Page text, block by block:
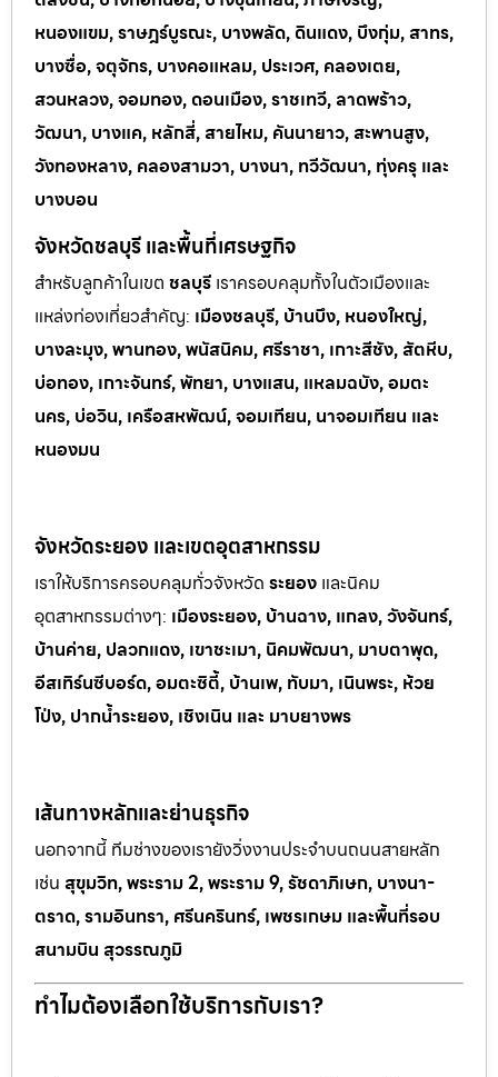
หนองแขม, ราษฎร์บูรณะ, บางพลัด, ดินแดง, บึงกุ่ม, สาทร,
บางซื่อ, จตุจักร, บางคอแหลม, ประเวศ, คลองเตย,
สวนหลวง, จอมทอง, ดอนเมือง, ราชเทวี, ลาดพร้าว,
วัฒนา, บางแค, หลักสี่, สายไหม, คันนายาว, สะพานสูง,
วังทองหลาง, คลองสามวา, บางนา, ทวีวัฒนา, ทุ่งครุ และ
บางบอน
จังหวัดชลบุรี และพื้นที่เศรษฐกิจ
สำหรับลูกค้าในเขต ชลบุรี เราครอบคลุมทั้งในตัวเมืองและ
แหล่งท่องเที่ยวสำคัญ: เมืองชลบุรี, บ้านบึง, หนองใหญ่,
บางละมุง, พานทอง, พนัสนิคม, ศรีราชา, เกาะสีชัง, สัตหีบ,
บ่อทอง, เกาะจันทร์, พัทยา, บางแสน, แหลมฉบัง, อมตะ
นคร, บ่อวิน, เครือสหพัฒน์, จอมเทียน, นาจอมเทียน และ
หนองมน
จังหวัดระยอง และเขตอุตสาหกรรม
เราให้บริการครอบคลุมทั่วจังหวัด ระยอง และนิคม
อุตสาหกรรมต่างๆ: เมืองระยอง, บ้านฉาง, แกลง, วังจันทร์,
บ้านค่าย, ปลวกแดง, เขาชะเมา, นิคมพัฒนา, มาบตาพุด,
อีสเทิร์นซีบอร์ด, อมตะซิตี้, บ้านเพ, ทับมา, เนินพระ, ห้วย
โป่ง, ปากน้ำระยอง, เชิงเนิน และ มาบยางพร
เส้นทางหลักและย่านธุรกิจ
นอกจากนี้ ทีมช่างของเรายังวิ่งงานประจำบนถนนสายหลัก
เช่น สุขุมวิท, พระราม 2, พระราม 9, รัชดาภิเษก, บางนา-
ตราด, รามอินทรา, ศรีนครินทร์, เพชรเกษม และพื้นที่รอบ
สนามบิน สุวรรณภูมิ
ทำไมต้องเลือกใช้บริการกับเรา?